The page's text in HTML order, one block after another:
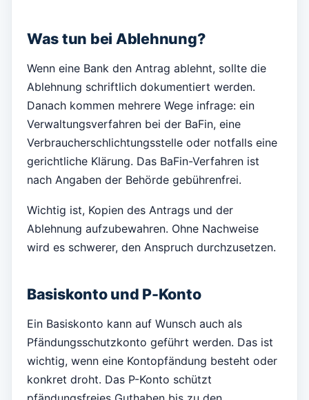
Was tun bei Ablehnung?
Wenn eine Bank den Antrag ablehnt, sollte die
Ablehnung schriftlich dokumentiert werden.
Danach kommen mehrere Wege infrage: ein
Verwaltungsverfahren bei der BaFin, eine
Verbraucherschlichtungsstelle oder notfalls eine
gerichtliche Klärung. Das BaFin-Verfahren ist
nach Angaben der Behörde gebührenfrei.
Wichtig ist, Kopien des Antrags und der
Ablehnung aufzubewahren. Ohne Nachweise
wird es schwerer, den Anspruch durchzusetzen.
Basiskonto und P-Konto
Ein Basiskonto kann auf Wunsch auch als
Pfändungsschutzkonto geführt werden. Das ist
wichtig, wenn eine Kontopfändung besteht oder
konkret droht. Das P-Konto schützt